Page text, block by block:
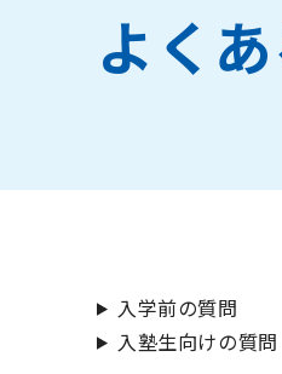
よく
入学前の質問
入塾生向けの質問